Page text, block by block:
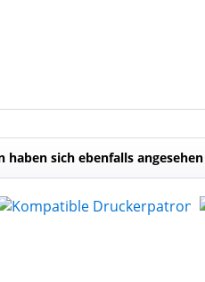
haben sich ebenfalls angesehen